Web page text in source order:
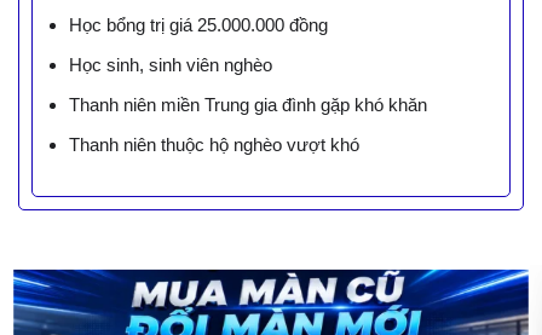
Học bổng trị giá 25.000.000 đồng
Học sinh, sinh viên nghèo
Thanh niên miền Trung gia đình gặp khó khăn
Thanh niên thuộc hộ nghèo vượt khó